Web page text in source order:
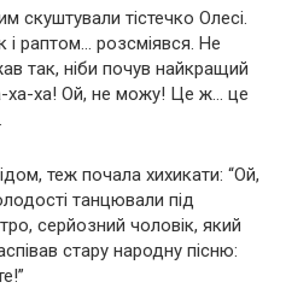
скуштували тістечко Олесі.
і раптом… розсміявся. Не
так, ніби почув найкращий
ха-ха! Ой, не можу! Це ж… це
теж почала хихикати: “Ой,
танцювали під
серйозний чоловік, який
стару народну пісню: